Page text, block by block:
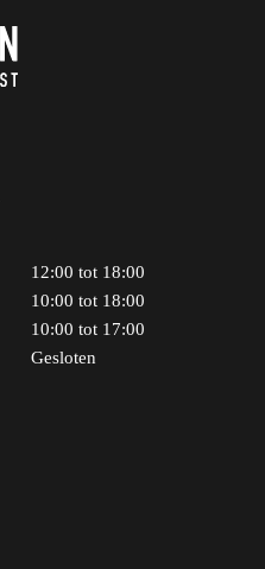
12:00 tot 18:00
10:00 tot 18:00
10:00 tot 17:00
Gesloten